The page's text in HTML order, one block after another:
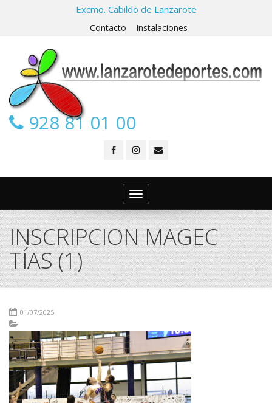
Excmo. Cabildo de Lanzarote
Contacto Instalaciones
928 81 01 00
Toggle
navigation
INSCRIPCION MAGEC
TÍAS (1)
01/07/2025